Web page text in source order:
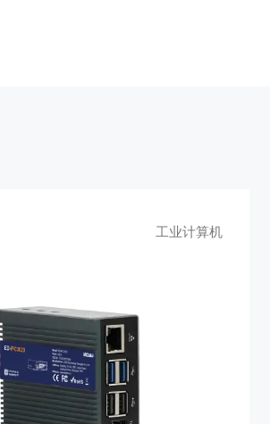
工业计算机